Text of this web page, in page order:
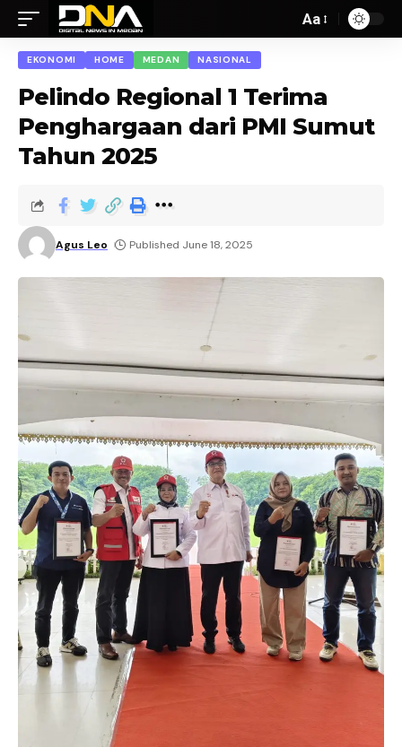
Aa
EKONOMI HOME MEDAN NASIONAL
Pelindo Regional 1 Terima
Penghargaan dari PMI Sumut
Tahun 2025
Agus Leo Published June 18, 2025